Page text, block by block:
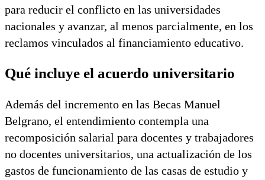
para reducir el conflicto en las universidades
nacionales y avanzar, al menos parcialmente, en los
reclamos vinculados al financiamiento educativo.
Qué incluye el acuerdo universitario
Además del incremento en las Becas Manuel
Belgrano, el entendimiento contempla una
recomposición salarial para docentes y trabajadores
no docentes universitarios, una actualización de los
gastos de funcionamiento de las casas de estudio y